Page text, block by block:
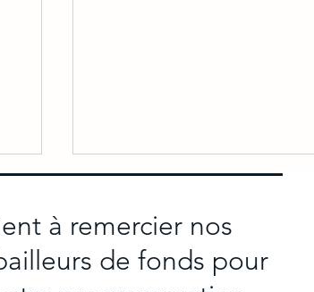
à remercier nos
de fonds pour